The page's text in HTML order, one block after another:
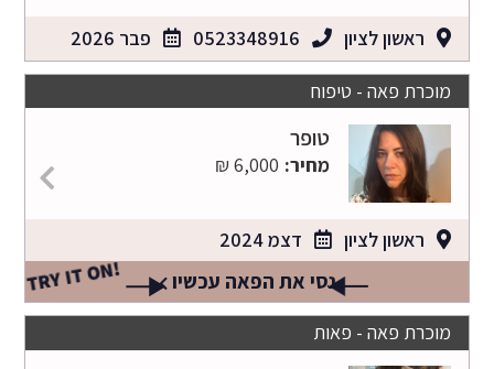
ראשון לציון 0523348916 פבר 2026
מוכרת פאה - טיפוח
טופר
מחיר: 6,000 ₪
ראשון לציון דצמ 2024
נסי את הפאה עכשיו TRY IT ON!
מוכרת פאה - פאות